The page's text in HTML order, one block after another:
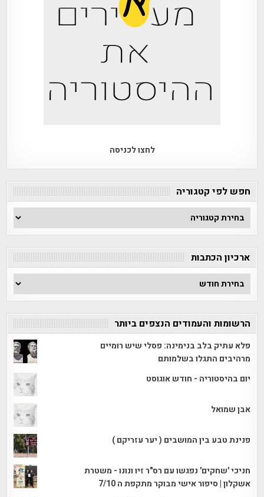
לחצו לכניסה
חפש לפי קטגוריה
חפש
לפי
ארכיון הכתבות
ארכיון
הכתבות
הרשומות והעמודים הנצפים ביותר
פלא עתיק בלב בנימינה: פסלי שיש רומיים
מרהיבים התגלו בשלמותם
יום בהיסטוריה - חודש אוגוסט
אבן שמואל
פנינת טבע בין המושבים ( יער עזריקם )
חניכי 'שחקים' נפגשו עם רס"ר זיו ונונו - משטרת
אשקלון | סיפור אישי מבוקר מתקפת ה 7/10